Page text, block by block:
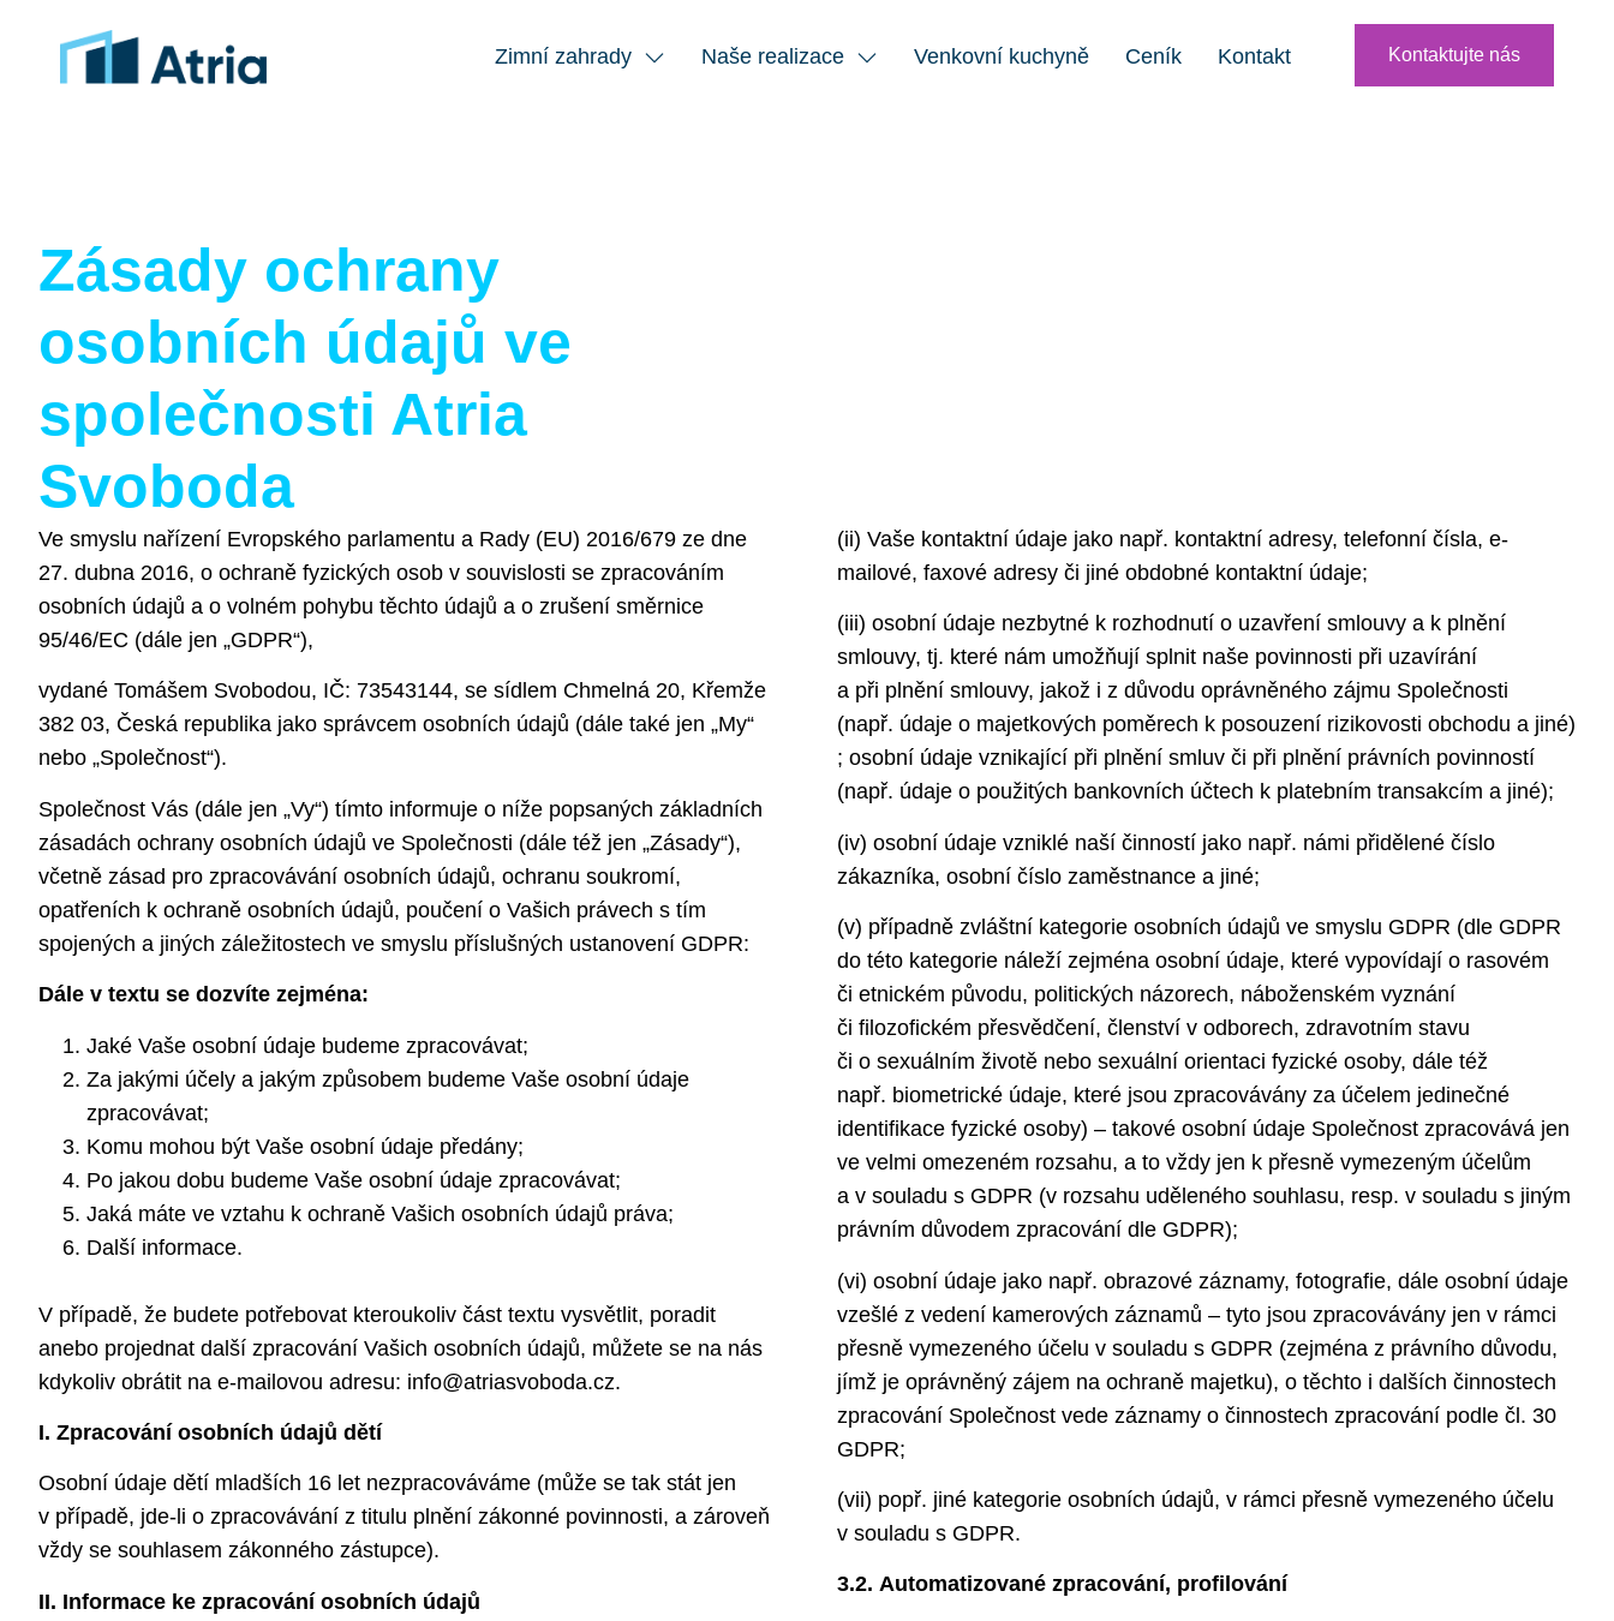
Zimní zahrady Naše realizace Venkovní kuchyně Ceník Kontakt Kontaktujte nás
Zásady ochrany
osobních údajů ve
společnosti Atria
Svoboda
Ve smyslu nařízení Evropského parlamentu a Rady (EU) 2016/679 ze dne
27. dubna 2016, o ochraně fyzických osob v souvislosti se zpracováním
osobních údajů a o volném pohybu těchto údajů a o zrušení směrnice
95/46/EC (dále jen „GDPR“),
vydané Tomášem Svobodou, IČ: 73543144, se sídlem Chmelná 20, Křemže
382 03, Česká republika jako správcem osobních údajů (dále také jen „My“
nebo „Společnost“).
Společnost Vás (dále jen „Vy“) tímto informuje o níže popsaných základních
zásadách ochrany osobních údajů ve Společnosti (dále též jen „Zásady“),
včetně zásad pro zpracovávání osobních údajů, ochranu soukromí,
opatřeních k ochraně osobních údajů, poučení o Vašich právech s tím
spojených a jiných záležitostech ve smyslu příslušných ustanovení GDPR:
Dále v textu se dozvíte zejména:
Jaké Vaše osobní údaje budeme zpracovávat;
Za jakými účely a jakým způsobem budeme Vaše osobní údaje
zpracovávat;
Komu mohou být Vaše osobní údaje předány;
Po jakou dobu budeme Vaše osobní údaje zpracovávat;
Jaká máte ve vztahu k ochraně Vašich osobních údajů práva;
Další informace.
V případě, že budete potřebovat kteroukoliv část textu vysvětlit, poradit
anebo projednat další zpracování Vašich osobních údajů, můžete se na nás
kdykoliv obrátit na e-mailovou adresu: info@atriasvoboda.cz.
I. Zpracování osobních údajů dětí
Osobní údaje dětí mladších 16 let nezpracováváme (může se tak stát jen
v případě, jde-li o zpracovávání z titulu plnění zákonné povinnosti, a zároveň
vždy se souhlasem zákonného zástupce).
II. Informace ke zpracování osobních údajů
(ii) Vaše kontaktní údaje jako např. kontaktní adresy, telefonní čísla, e-
mailové, faxové adresy či jiné obdobné kontaktní údaje;
(iii) osobní údaje nezbytné k rozhodnutí o uzavření smlouvy a k plnění
smlouvy, tj. které nám umožňují splnit naše povinnosti při uzavírání
a při plnění smlouvy, jakož i z důvodu oprávněného zájmu Společnosti
(např. údaje o majetkových poměrech k posouzení rizikovosti obchodu a jiné)
; osobní údaje vznikající při plnění smluv či při plnění právních povinností
(např. údaje o použitých bankovních účtech k platebním transakcím a jiné);
(iv) osobní údaje vzniklé naší činností jako např. námi přidělené číslo
zákazníka, osobní číslo zaměstnance a jiné;
(v) případně zvláštní kategorie osobních údajů ve smyslu GDPR (dle GDPR
do této kategorie náleží zejména osobní údaje, které vypovídají o rasovém
či etnickém původu, politických názorech, náboženském vyznání
či filozofickém přesvědčení, členství v odborech, zdravotním stavu
či o sexuálním životě nebo sexuální orientaci fyzické osoby, dále též
např. biometrické údaje, které jsou zpracovávány za účelem jedinečné
identifikace fyzické osoby) – takové osobní údaje Společnost zpracovává jen
ve velmi omezeném rozsahu, a to vždy jen k přesně vymezeným účelům
a v souladu s GDPR (v rozsahu uděleného souhlasu, resp. v souladu s jiným
právním důvodem zpracování dle GDPR);
(vi) osobní údaje jako např. obrazové záznamy, fotografie, dále osobní údaje
vzešlé z vedení kamerových záznamů – tyto jsou zpracovávány jen v rámci
přesně vymezeného účelu v souladu s GDPR (zejména z právního důvodu,
jímž je oprávněný zájem na ochraně majetku), o těchto i dalších činnostech
zpracování Společnost vede záznamy o činnostech zpracování podle čl. 30
GDPR;
(vii) popř. jiné kategorie osobních údajů, v rámci přesně vymezeného účelu
v souladu s GDPR.
3.2. Automatizované zpracování, profilování